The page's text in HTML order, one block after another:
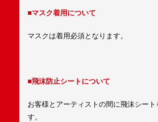
■マスク着用について
マスクは着用必須となります。
■飛沫防止シートについて
お客様とアーティストの間に飛沫シート
す。